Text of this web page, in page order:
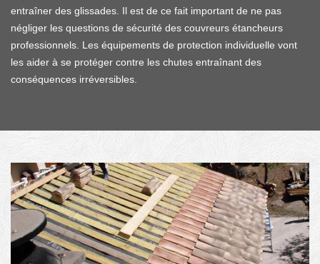
entraîner des glissades. Il est de ce fait important de ne pas
négliger les questions de sécurité des couvreurs étancheurs
professionnels. Les équipements de protection individuelle vont
les aider à se protéger contre les chutes entraînant des
conséquences irréversibles.